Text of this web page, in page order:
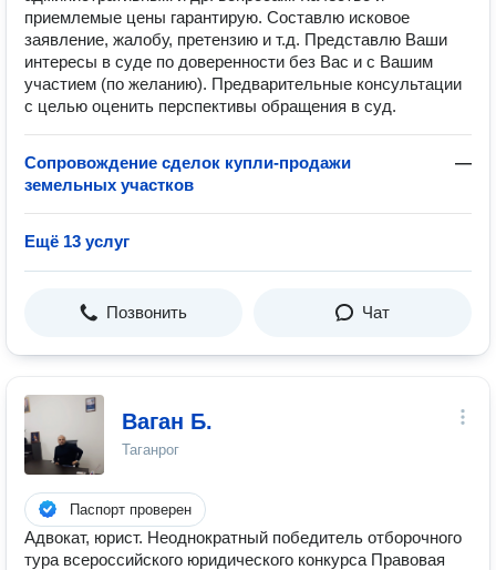
приемлемые цены гарантирую. Составлю исковое
заявление, жалобу, претензию и т.д. Представлю Ваши
интересы в суде по доверенности без Вас и с Вашим
участием (по желанию). Предварительные консультации
с целью оценить перспективы обращения в суд.
Сопровождение сделок купли-продажи
земельных участков
—
Ещё 13 услуг
Позвонить Чат
Ваган Б.
Таганрог
Паспорт проверен
Адвокат, юрист. Неоднократный победитель отборочного
тура всероссийского юридического конкурса Правовая